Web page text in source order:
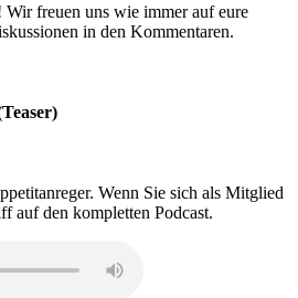
freuen uns wie immer auf eure
in den Kommentaren.
Wenn Sie sich als Mitglied
auf den kompletten Podcast.